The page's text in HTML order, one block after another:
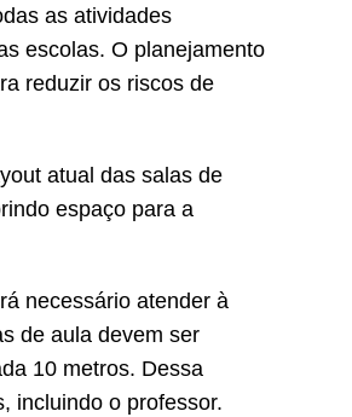
as atividades
escolas. O planejamento
reduzir os riscos de
atual das salas de
espaço para a
necessário atender à
de aula devem ser
10 metros. Dessa
incluindo o professor.